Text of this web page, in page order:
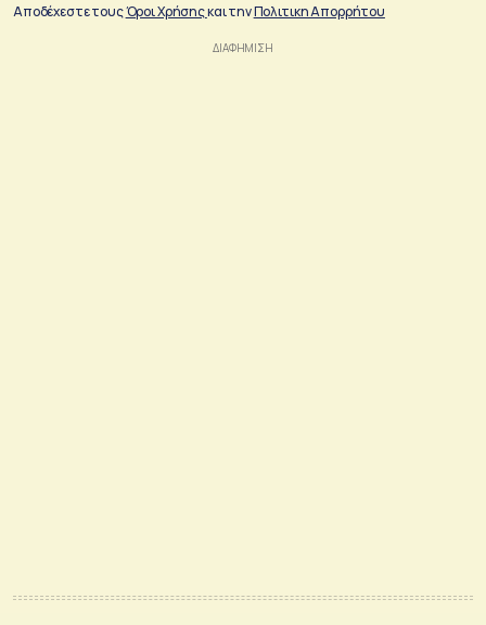
Αποδέχεστε τουςΌροι Χρήσηςκαι τηνΠολιτικη Απορρήτου